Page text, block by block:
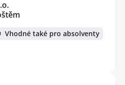
Vhodné také pro absolventy